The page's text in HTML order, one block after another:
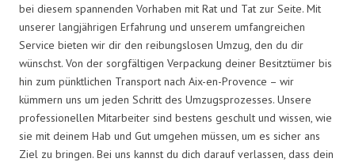
bei diesem spannenden Vorhaben mit Rat und Tat zur Seite. Mit
unserer langjährigen Erfahrung und unserem umfangreichen
Service bieten wir dir den reibungslosen Umzug, den du dir
wünschst. Von der sorgfältigen Verpackung deiner Besitztümer bis
hin zum pünktlichen Transport nach Aix-en-Provence – wir
kümmern uns um jeden Schritt des Umzugsprozesses. Unsere
professionellen Mitarbeiter sind bestens geschult und wissen, wie
sie mit deinem Hab und Gut umgehen müssen, um es sicher ans
Ziel zu bringen. Bei uns kannst du dich darauf verlassen, dass dein